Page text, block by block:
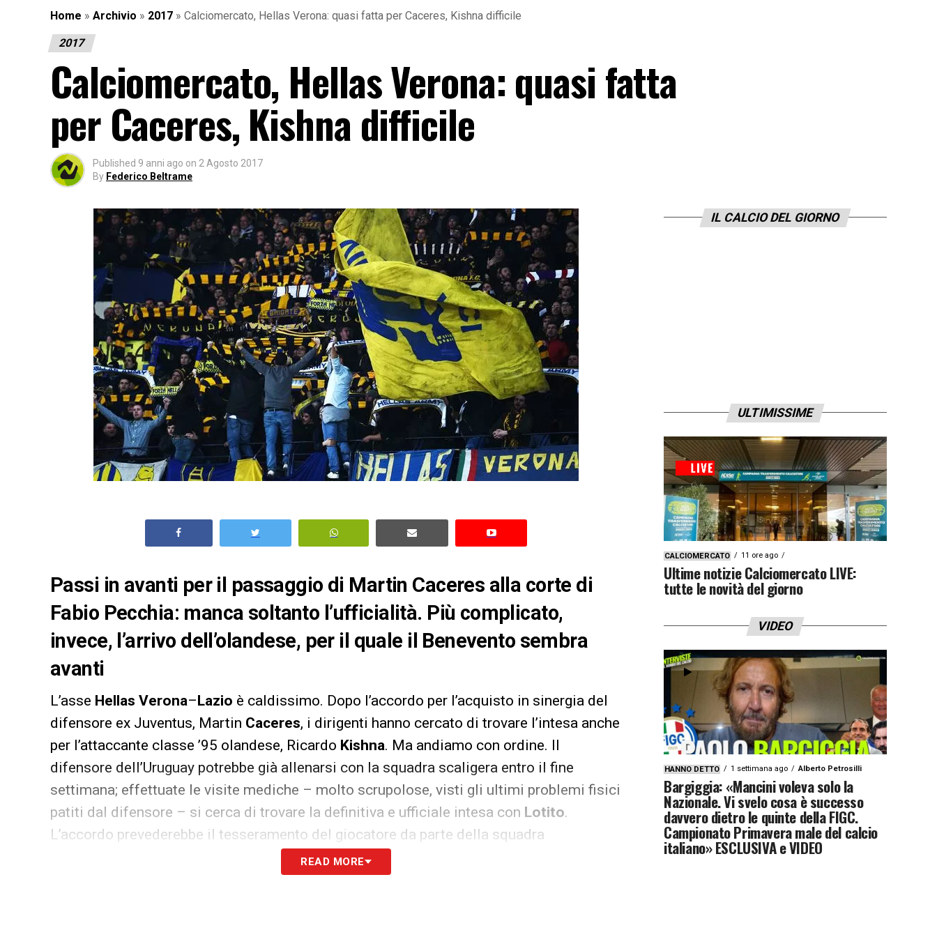
Home » Archivio » 2017 » Calciomercato, Hellas Verona: quasi fatta per Caceres, Kishna difficile
2017
Calciomercato, Hellas Verona: quasi fatta
per Caceres, Kishna difficile
Published 9 anni ago on 2 Agosto 2017
By Federico Beltrame
Passi in avanti per il passaggio di Martin Caceres alla corte di
Fabio Pecchia: manca soltanto l’ufficialità. Più complicato,
invece, l’arrivo dell’olandese, per il quale il Benevento sembra
avanti
L’asse Hellas Verona–Lazio è caldissimo. Dopo l’accordo per l’acquisto in sinergia del
difensore ex Juventus, Martin Caceres, i dirigenti hanno cercato di trovare l’intesa anche
per l’attaccante classe ’95 olandese, Ricardo Kishna. Ma andiamo con ordine. Il
difensore dell’Uruguay potrebbe già allenarsi con la squadra scaligera entro il fine
settimana; effettuate le visite mediche – molto scrupolose, visti gli ultimi problemi fisici
patiti dal difensore – si cerca di trovare la definitiva e ufficiale intesa con Lotito.
L’accordo prevederebbe il tesseramento del giocatore da parte della squadra
neopromossa fino al mercato invernale, per poi lasciarlo andare alla corte di Inzaghi. Il
Ds Fusco, pur convinto della bontà dell’operazione, sta comunque cercando di ottenere il
READ MORE
IL CALCIO DEL GIORNO
ULTIMISSIME
CALCIOMERCATO 11 ore ago
Ultime notizie Calciomercato LIVE:
tutte le novità del giorno
VIDEO
HANNO DETTO 1 settimana ago Alberto Petrosilli
Bargiggia: «Mancini voleva solo la
Nazionale. Vi svelo cosa è successo
davvero dietro le quinte della FIGC.
Campionato Primavera male del calcio
italiano» ESCLUSIVA e VIDEO